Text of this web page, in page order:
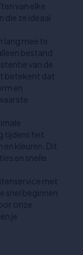
van elke
ze ideaal
lang mee te
bestand
van de
betekent dat
en
tijdens het
en kleuren. Dit
en snelle
met
snel beginnen
onze
je